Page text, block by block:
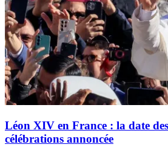
Léon XIV en France : la date
célébrations annoncée